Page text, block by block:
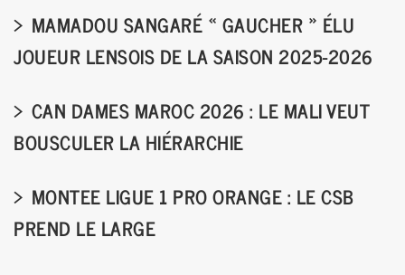
MAMADOU SANGARÉ « GAUCHER » ÉLU
JOUEUR LENSOIS DE LA SAISON 2025-2026
CAN DAMES MAROC 2026 : LE MALI VEUT
BOUSCULER LA HIÉRARCHIE
MONTEE LIGUE 1 PRO ORANGE : LE CSB
PREND LE LARGE